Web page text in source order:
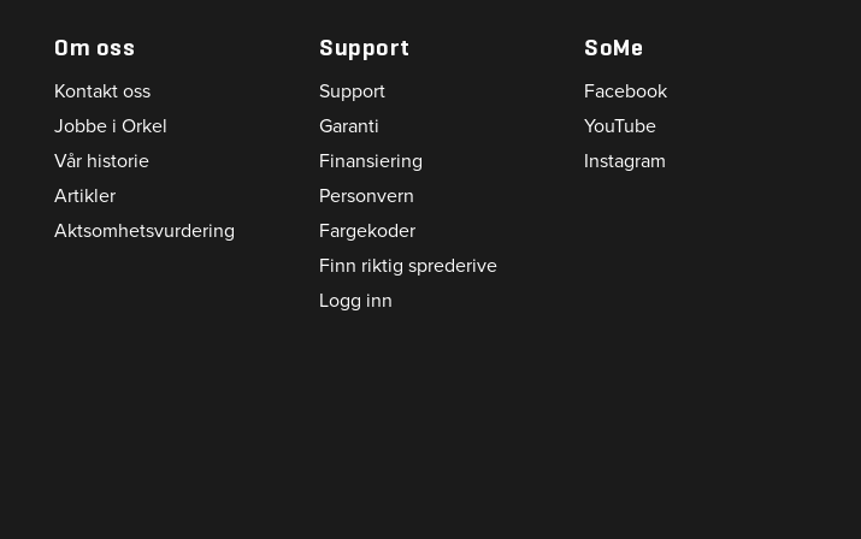
Om oss
Kontakt oss
Jobbe i Orkel
Vår historie
Artikler
Aktsomhetsvurdering
Support
Support
Garanti
Finansiering
Personvern
Fargekoder
Finn riktig sprederive
Logg inn
SoMe
Facebook
YouTube
Instagram